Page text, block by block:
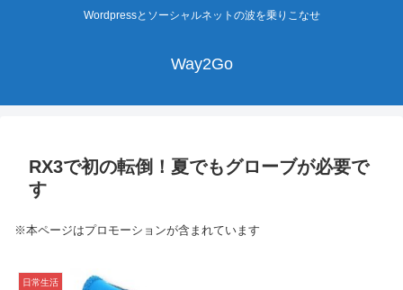
Wordpressとソーシャルネットの波を乗りこなせ
Way2Go
RX3で初の転倒！夏でもグローブが必要で
す
※本ページはプロモーションが含まれています
日常生活